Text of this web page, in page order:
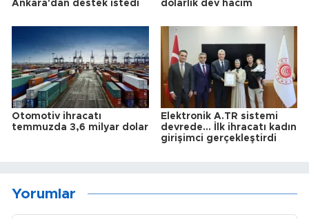
Ankara'dan destek istedi
dolarlık dev hacim
Otomotiv ihracatı
temmuzda 3,6 milyar dolar
Elektronik A.TR sistemi
devrede... İlk ihracatı kadın
girişimci gerçekleştirdi
Yorumlar